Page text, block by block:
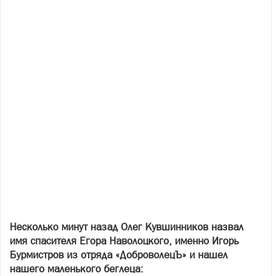
Несколько минут назад Олег Кувшинников назвал
имя спасителя Егора Наволоцкого, именно Игорь
Бурмистров из отряда «ДоброволецЪ» и нашел
нашего маленького беглеца: